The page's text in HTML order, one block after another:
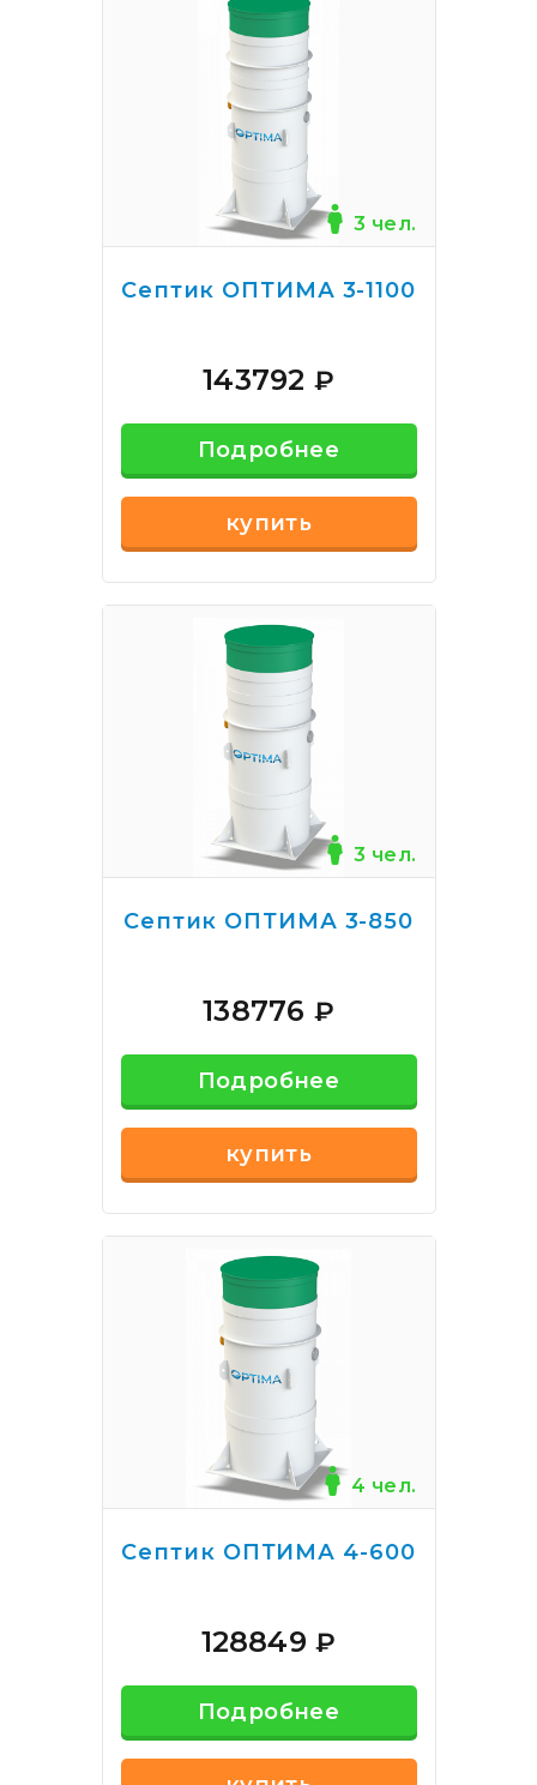
3 чел.
Септик ОПТИМА 3-1100
143792 ₽
Подробнее
купить
3 чел.
Септик ОПТИМА 3-850
138776 ₽
Подробнее
купить
4 чел.
Септик ОПТИМА 4-600
128849₽
Подробнее